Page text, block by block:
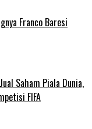
Franco Baresi
Saham Piala Dunia,
FIFA